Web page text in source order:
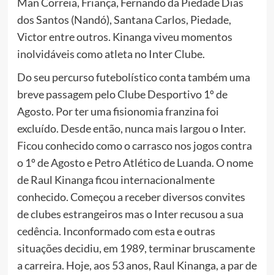
dos Santos (Nandó), Santana Carlos, Piedade,
Victor entre outros. Kinanga viveu momentos
inolvidáveis como atleta no Inter Clube.
Do seu percurso futebolístico conta também uma
breve passagem pelo Clube Desportivo 1º de
Agosto. Por ter uma fisionomia franzina foi
excluído. Desde então, nunca mais largou o Inter.
Ficou conhecido como o carrasco nos jogos contra
o 1º de Agosto e Petro Atlético de Luanda. O nome
de Raul Kinanga ficou internacionalmente
conhecido. Começou a receber diversos convites
de clubes estrangeiros mas o Inter recusou a sua
cedência. Inconformado com esta e outras
situações decidiu, em 1989, terminar bruscamente
a carreira. Hoje, aos 53 anos, Raul Kinanga, a par de